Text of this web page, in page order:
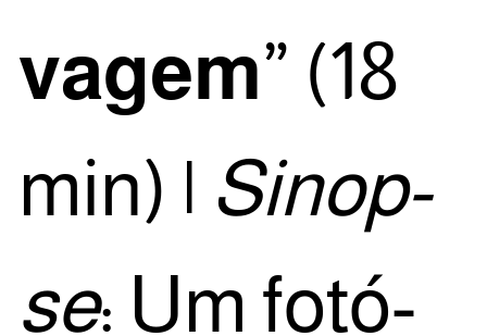
va­gem” (18
min) | Sinop­
se: Um fotó­